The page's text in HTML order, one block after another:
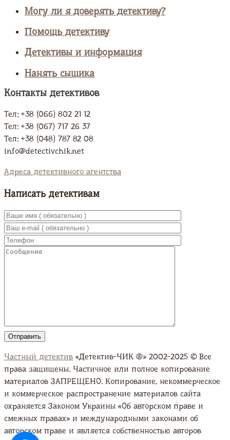
Могу ли я доверять детективу?
Помощь детективу
Детективы и информация
Нанять сыщика
Контакты детективов
Тел: +38 (066) 802 21 12
Тел: +38 (067) 717 26 37
Тел: +38 (048) 787 82 08
info@detectivchik.net
Адреса детективного агентства
Написать детективам
Частный детектив «Детектив-ЧИК ®» 2002-2025 © Все
права защищены. Частичное или полное копирование
материалов ЗАПРЕЩЕНО. Копирование, некоммерческое
и коммерческое распространение материалов сайта
охраняется Законом Украины «Об авторском праве и
смежных правах» и международными законами об
авторском праве и является собственностью авторов